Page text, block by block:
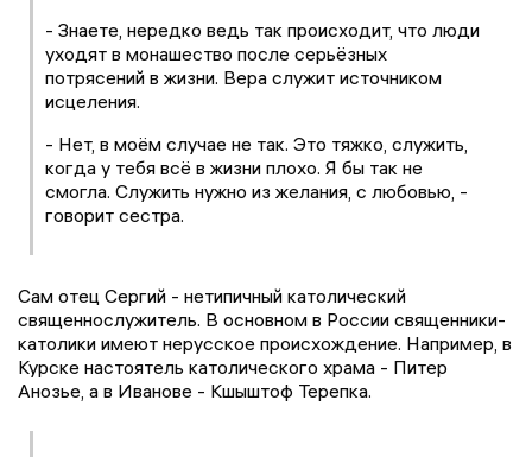
- Знаете, нередко ведь так происходит, что люди
уходят в монашество после серьёзных
потрясений в жизни. Вера служит источником
исцеления.
- Нет, в моём случае не так. Это тяжко, служить,
когда у тебя всё в жизни плохо. Я бы так не
смогла. Служить нужно из желания, с любовью, -
говорит сестра.
Сам отец Сергий - нетипичный католический
священнослужитель. В основном в России священники-
католики имеют нерусское происхождение. Например, в
Курске настоятель католического храма - Питер
Анозье, а в Иванове - Кшыштоф Терепка.